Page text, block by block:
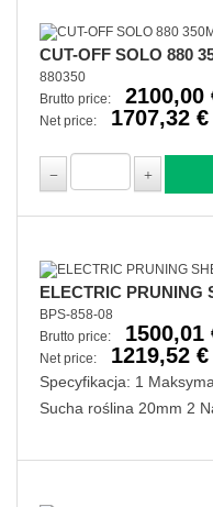
CUT-OFF SOLO 880
880350
Brutto price:
2100,00
Net price: 1707,32 €
ELECTRIC PRUNING
BPS-858-08
Brutto price:
1500,01
Net price: 1219,52 €
Specyfikacja: 1
Sucha roślina 20mm 2